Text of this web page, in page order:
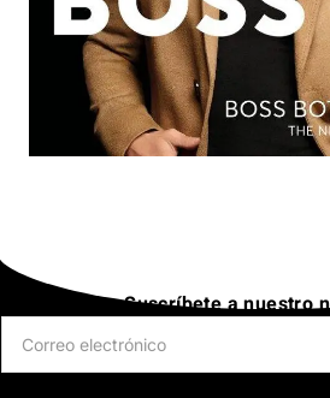
Suscríbete a nuestro